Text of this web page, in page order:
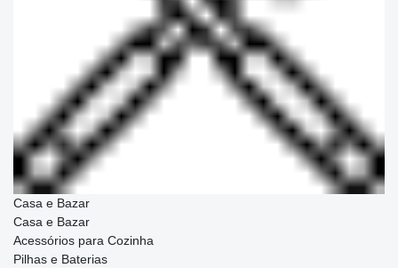
Casa e Bazar
Casa e Bazar
Acessórios para Cozinha
Pilhas e Baterias